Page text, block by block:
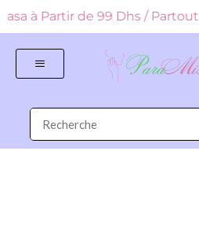
à Partir de 99 Dhs /